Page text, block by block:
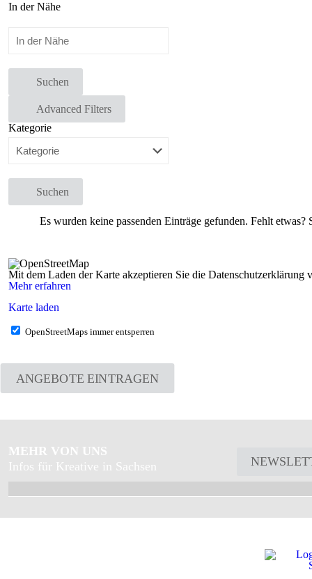
In der Nähe
Suchen
Advanced Filters
Kategorie
Suchen
Es wurden keine passenden Einträge gefunden. Fehlt etwas?
Mit dem Laden der Karte akzeptieren Sie die Datenschutzerklärung
Mehr erfahren
Karte laden
OpenStreetMaps immer entsperren
ANGEBOTE EINTRAGEN
MEHR VON UNS
Infos für Kreative in Sachsen